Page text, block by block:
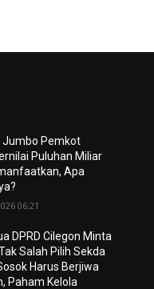
Jumbo Pemkot
Puluhan Miliar
Apa
06:21
DPRD Cilegon Minta
Salah Pilih Sekda
Harus Berjiwa
Paham Kelola